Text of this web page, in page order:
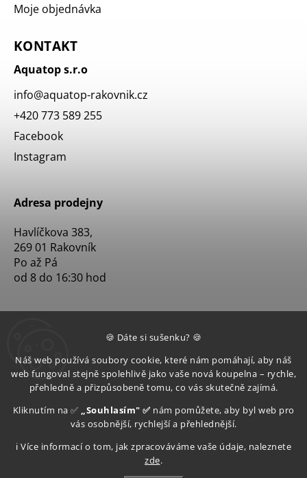
🍪 Dáte si sušenku? 🍪
Náš web používá soubory cookie, které nám pomáhají, aby náš
web fungoval stejně spolehlivě jako vaše nová koupelna – rychle,
přehledně a přizpůsobeně tomu, co vás skutečně zajímá.
Kliknutím na ✅ „Souhlasím" ✅ nám pomůžete, aby byl web pro
vás osobnější, rychlejší a přehlednější.
ℹ️ Více informací o tom, jak zpracováváme vaše údaje, naleznete
zde.
Moje objednávka
KONTAKT
Aquatop s.r.o
info@aquatop-rakovnik.cz
+420 773 589 255
Facebook
Instagram
Adresa prodejny
Havlíčkova 383,
269 01 Rakovník
Po až Pá
od 8 do 16:30 hod